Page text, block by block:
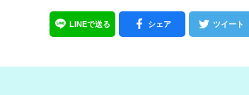
LINEで送る シェア ツイート